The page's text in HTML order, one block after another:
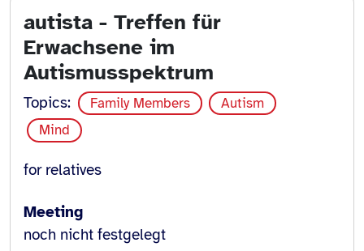
autista - Treffen für
Erwachsene im
Autismusspektrum
Topics: Family Members
Autism
Mind
for relatives
Meeting
noch nicht festgelegt